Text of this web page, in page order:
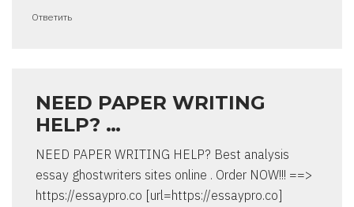
Ответить
NEED PAPER WRITING
HELP? …
NEED PAPER WRITING HELP? Best analysis
essay ghostwriters sites online . Order NOW!!! ==>
https://essaypro.co [url=https://essaypro.co]